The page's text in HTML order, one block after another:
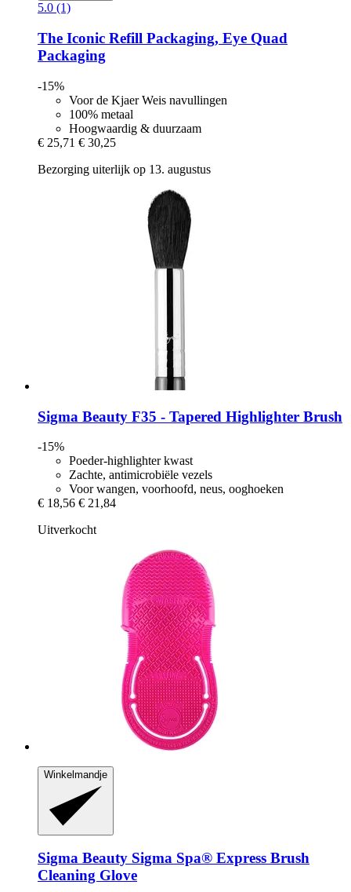
5.0 (1)
The Iconic Refill Packaging, Eye Quad
Packaging
-15%
Voor de Kjaer Weis navullingen
100% metaal
Hoogwaardig & duurzaam
€ 25,71 € 30,25
Bezorging uiterlijk op 13. augustus
Sigma Beauty F35 -​ Tapered Highlighter Brush
-15%
Poeder-highlighter kwast
Zachte, antimicrobiële vezels
Voor wangen, voorhoofd, neus, ooghoeken
€ 18,56 € 21,84
Uitverkocht
Winkelmandje
Sigma Beauty Sigma Spa® Express Brush
Cleaning Glove